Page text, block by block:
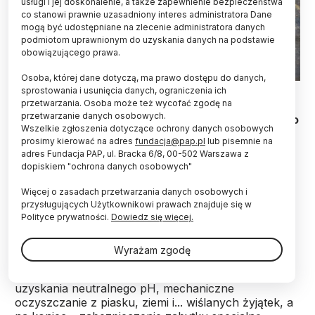
Fot. Facebook/ Stołeczny Konserwator Zabytków
Późnośredniowieczny miecz,
wyłowiony niedawno
z rzeki, trafił do naszych specjalistów z Zespołu
ds. Konserwacji Metali i Innych Zabytków
Wydzielonych. Teraz przed nim intensywny
proces konserwacji i zabezpieczania -
poinformowało w mediach społecznościowych
Muzeum Archeologiczne.
Muzealnicy wyjaśnili, że będzie to seria zdjęć RTG,
sześciotygodniowa kąpiel w specjalnym roztworze
uzyskania neutralnego pH, mechaniczne
oczyszczanie z piasku, ziemi i... wiślanych żyjątek, a
co stanowi prawnie uzasadniony interes administratora Dane
mogą być udostępniane na zlecenie administratora danych
podmiotom uprawnionym do uzyskania danych na podstawie
obowiązującego prawa.
Osoba, której dane dotyczą, ma prawo dostępu do danych,
sprostowania i usunięcia danych, ograniczenia ich
przetwarzania. Osoba może też wycofać zgodę na
przetwarzanie danych osobowych.
Wszelkie zgłoszenia dotyczące ochrony danych osobowych
prosimy kierować na adres fundacja@pap.pl lub pisemnie na
adres Fundacja PAP, ul. Bracka 6/8, 00-502 Warszawa z
dopiskiem "ochrona danych osobowych"
Więcej o zasadach przetwarzania danych osobowych i
przysługujących Użytkownikowi prawach znajduje się w
Polityce prywatności. Dowiedz się więcej.
Wyrażam zgodę